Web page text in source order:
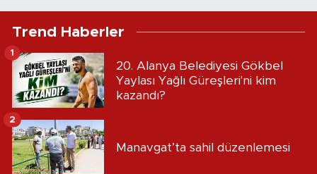
Trend Haberler
20. Alanya Belediyesi Gökbel
Yaylası Yağlı Güreşleri'ni kim
kazandı?
1
Manavgat’ta sahil düzenlemesi
2